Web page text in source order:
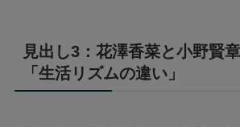
見出し3：花澤香菜と小野賢
「生活リズムの違い」